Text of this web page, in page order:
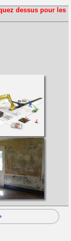
dessus pour les